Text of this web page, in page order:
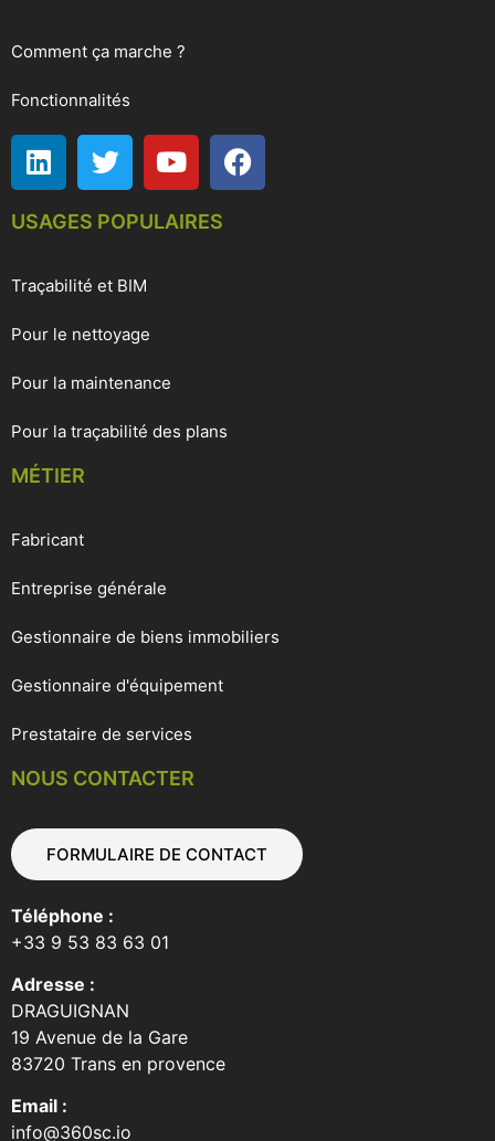
Comment ça marche ?
Fonctionnalités
USAGES POPULAIRES
Traçabilité et BIM
Pour le nettoyage
Pour la maintenance
Pour la traçabilité des plans
MÉTIER
Fabricant
Entreprise générale
Gestionnaire de biens immobiliers
Gestionnaire d'équipement
Prestataire de services
NOUS CONTACTER
FORMULAIRE DE CONTACT
Téléphone :
+33 9 53 83 63 01
Adresse :
DRAGUIGNAN
19 Avenue de la Gare
83720 Trans en provence
Email :
info@360sc.io